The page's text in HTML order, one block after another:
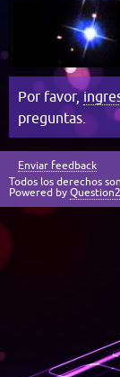
Por favor,
preguntas.
Enviar feedback
Todos los derechos
Powered by